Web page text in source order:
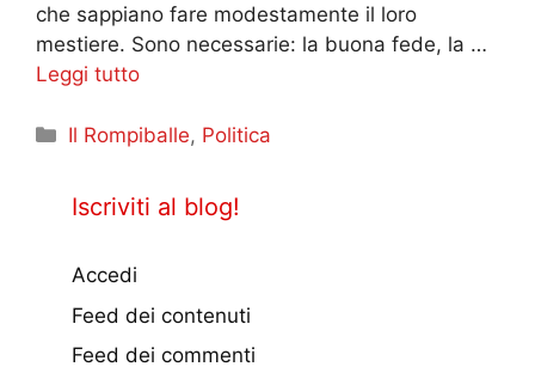
che sappiano fare modestamente il loro
mestiere. Sono necessarie: la buona fede, la …
Leggi tutto
Categorie
Il Rompiballe, Politica
Iscriviti al blog!
Accedi
Feed dei contenuti
Feed dei commenti